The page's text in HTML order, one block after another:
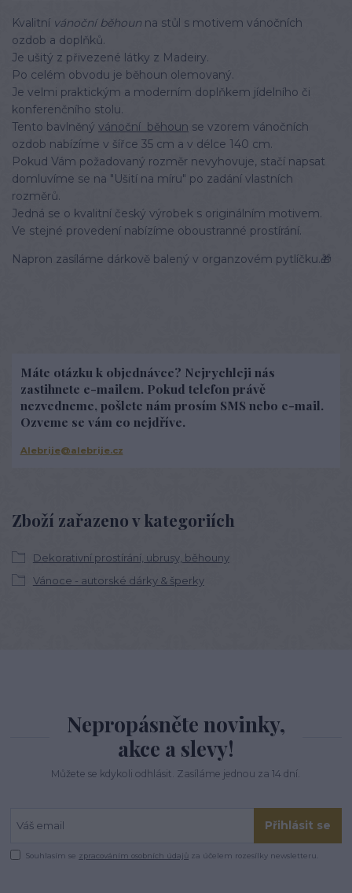
Kvalitní vánoční běhoun na stůl s motivem vánočních
ozdob a doplňků.
Je ušitý z přivezené látky z Madeiry.
Po celém obvodu je běhoun olemovaný.
Je velmi praktickým a moderním doplňkem jídelního či
konferenčního stolu.
Tento bavlněný vánoční běhoun se vzorem vánočních
ozdob nabízíme v šířce 35 cm a v délce 140 cm.
Pokud Vám požadovaný rozměr nevyhovuje, stačí napsat
domluvíme se na "Ušití na míru" po zadání vlastních
rozměrů.
Jedná se o kvalitní český výrobek s originálním motivem.
Ve stejné provedení nabízíme oboustranné prostírání.
Napron zasíláme dárkově balený v organzovém pytlíčku.🎁
Zboží zařazeno v kategoriích
Dekorativní prostírání, ubrusy, běhouny
Vánoce - autorské dárky & šperky
Máte otázku k objednávce? Nejrychleji nás
zastihnete e-mailem. Pokud telefon právě
nezvedneme, pošlete nám prosím SMS nebo e-mail.
Ozveme se vám co nejdříve.
Alebrije@alebrije.cz
Nepropásněte novinky,
akce a slevy!
Můžete se kdykoli odhlásit. Zasíláme jednou za 14 dní.
Přihlásit se
Souhlasím se zpracováním osobních údajů za účelem rozesílky newsletteru.